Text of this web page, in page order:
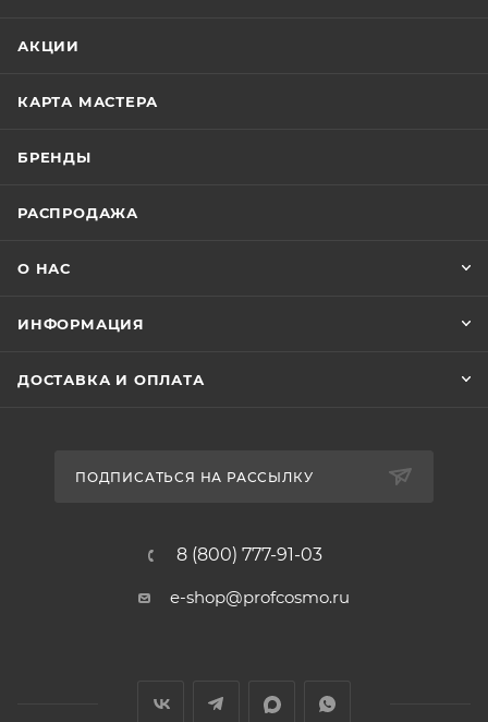
АКЦИИ
КАРТА МАСТЕРА
БРЕНДЫ
РАСПРОДАЖА
О НАС
ИНФОРМАЦИЯ
ДОСТАВКА И ОПЛАТА
ПОДПИСАТЬСЯ НА РАССЫЛКУ
8 (800) 777-91-03
e-shop@profcosmo.ru